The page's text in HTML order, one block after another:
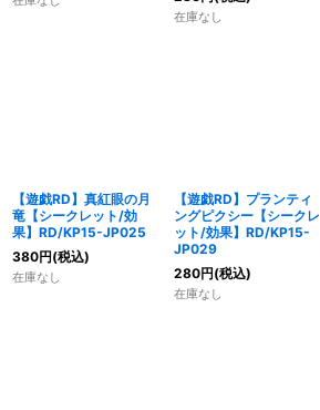
在庫なし
【遊戯RD】真紅眼の月
竜【シークレット/効
果】RD/KP15-JP025
380円(税込)
在庫なし
【遊戯RD】プランティ
ングピクシー【シークレ
ット/効果】RD/KP15-
JP029
280円(税込)
在庫なし